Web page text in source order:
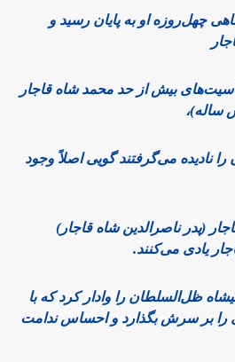
چهل‌روزه او به پایان رسید و
بیش از حد محمد شاه قاجار
ساله)،
نادیده می‌گرفتند گویی اصلاً وجود
(پدر ناصرالدین شاه قاجار)
یادی می‌کنند.
ظل‌السلطان را وادار کرد که با
را بر سرش بگذارد و احساس ندامت